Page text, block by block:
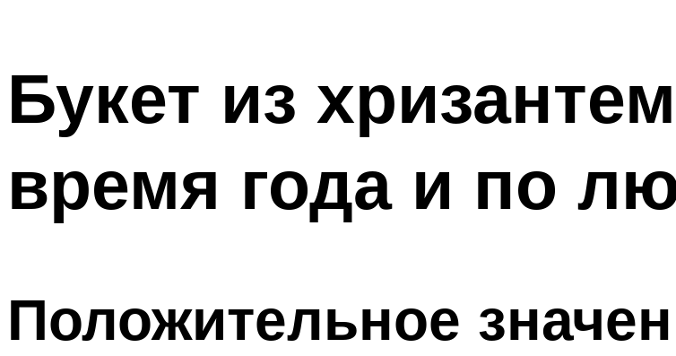
Букет из
время года и по
Положительное